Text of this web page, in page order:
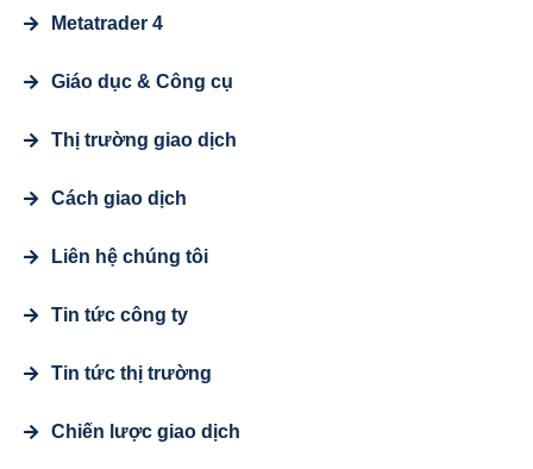
Metatrader 4
Giáo dục & Công cụ
Thị trường giao dịch
Cách giao dịch
Liên hệ chúng tôi
Tin tức công ty
Tin tức thị trường
Chiến lược giao dịch